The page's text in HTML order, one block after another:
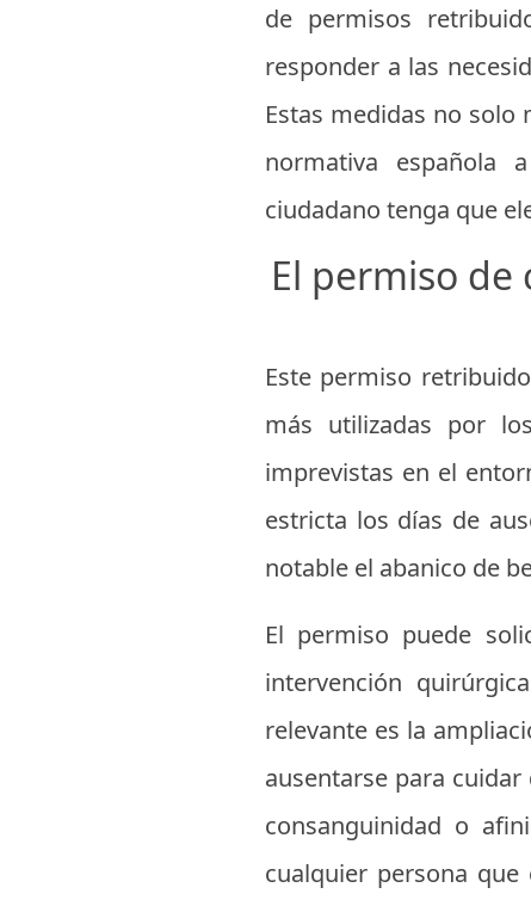
de permisos
responder a las
Estas medidas no solo
normativa española
ciudadano tenga que
El permiso
Este permiso
más utilizadas por
imprevistas en el
estricta los días de
notable el abanico de
El permiso puede
intervención
relevante es la
ausentarse para
consanguinidad o
cualquier persona